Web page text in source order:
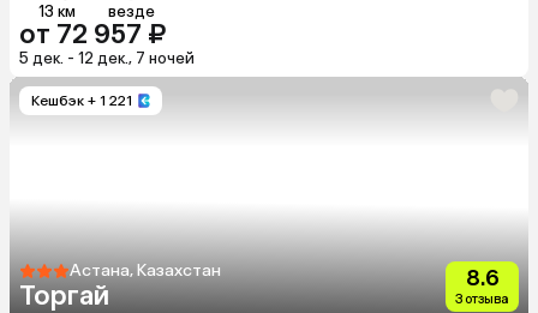
13 км везде
от 72 957 ₽
5 дек. - 12 дек., 7 ночей
Кешбэк + 1 221
Астана, Казахстан
Торгай
8.6
3 отзыва